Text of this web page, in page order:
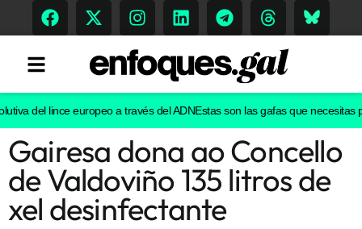
Tendencias
Memoria Histórica
del lince europeo a través del ADNEstas son las gafas que necesitas
Gairesa dona ao Concello
de Valdoviño 135 litros de
xel desinfectante